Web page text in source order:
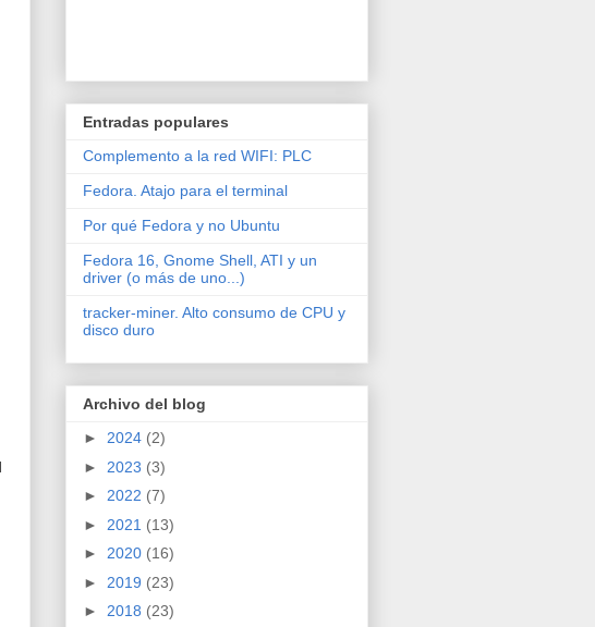
Entradas populares
Complemento a la red WIFI: PLC
Fedora. Atajo para el terminal
Por qué Fedora y no Ubuntu
Fedora 16, Gnome Shell, ATI y un
driver (o más de uno...)
tracker-miner. Alto consumo de CPU y
disco duro
Archivo del blog
► 2024 (2)
► 2023 (3)
► 2022 (7)
► 2021 (13)
► 2020 (16)
► 2019 (23)
► 2018 (23)